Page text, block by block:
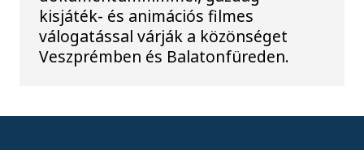
kisjáték- és animációs filmes
válogatással várják a közönséget
Veszprémben és Balatonfüreden.